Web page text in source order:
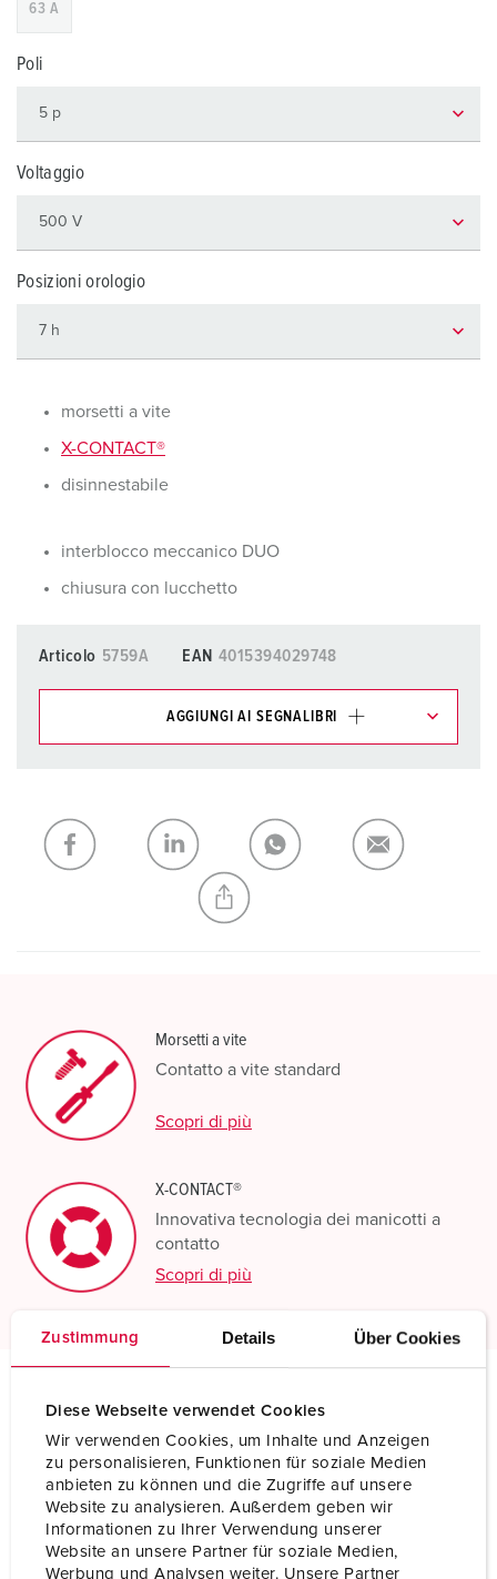
Zustimmung Details Über Cookies
Diese Webseite verwendet Cookies
Wir verwenden Cookies, um Inhalte und Anzeigen
zu personalisieren, Funktionen für soziale Medien
anbieten zu können und die Zugriffe auf unsere
Website zu analysieren. Außerdem geben wir
Informationen zu Ihrer Verwendung unserer
Website an unsere Partner für soziale Medien,
Werbung und Analysen weiter. Unsere Partner
63 A
Poli
Voltaggio
Posizioni orologio
morsetti a vite
X-CONTACT®
disinnestabile
interblocco meccanico DUO
chiusura con lucchetto
Articolo 5759A EAN 4015394029748
AGGIUNGI AI SEGNALIBRI
CREA NUOVA LISTA
Morsetti a vite
Contatto a vite standard
Scopri di più
X-CONTACT®
Innovativa tecnologia dei manicotti a
contatto
Scopri di più
Specifiche tecniche
Presa da parete DUO 5759A
Ampere 63 A
5 p